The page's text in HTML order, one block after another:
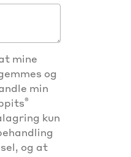
mine
og
min
®
kun
og at